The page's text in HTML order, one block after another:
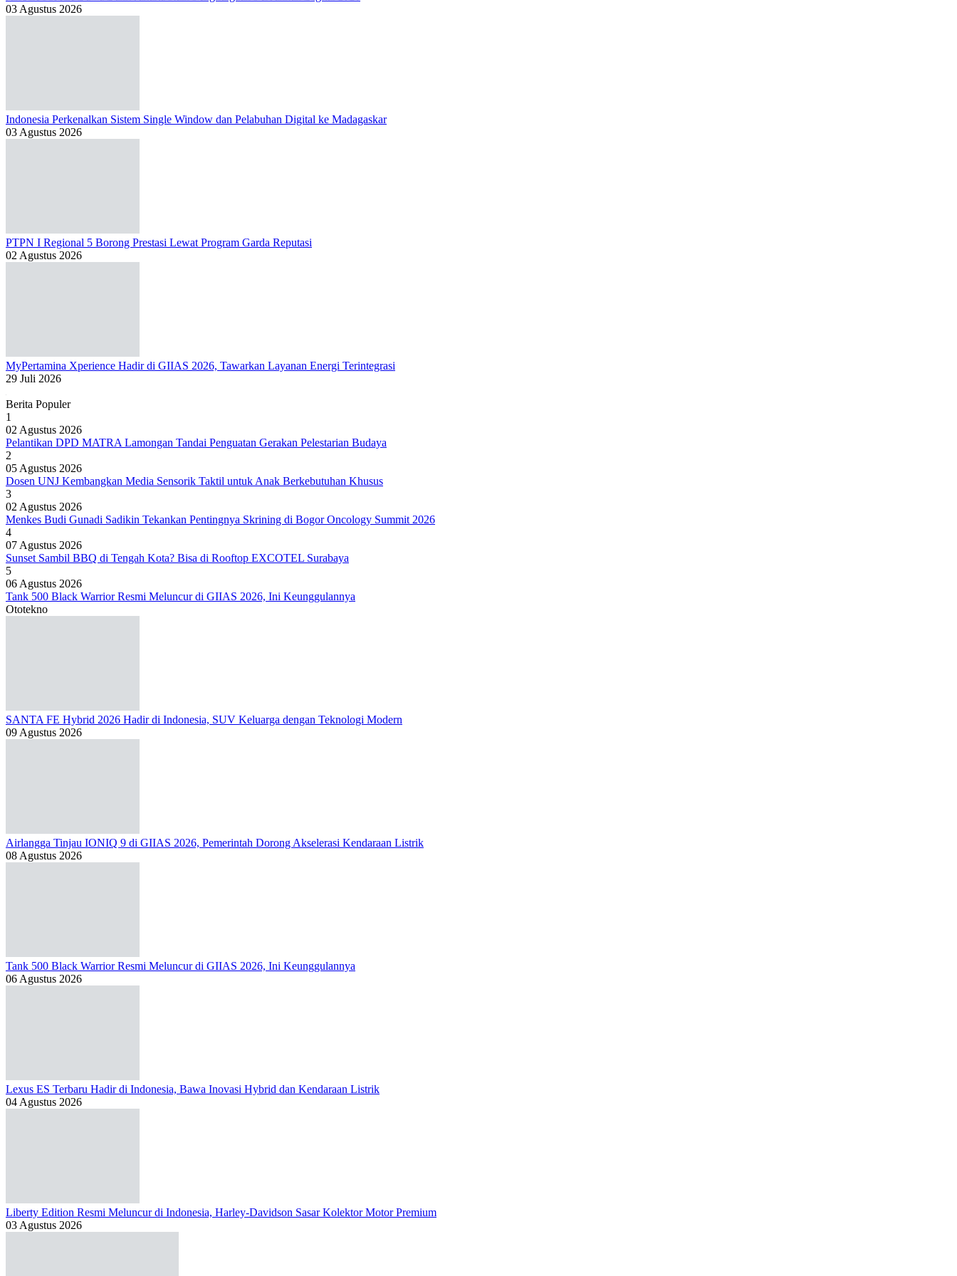
03 Agustus 2026
Indonesia Perkenalkan Sistem Single Window dan Pelabuhan Digital ke Madagaskar
03 Agustus 2026
PTPN I Regional 5 Borong Prestasi Lewat Program Garda Reputasi
02 Agustus 2026
MyPertamina Xperience Hadir di GIIAS 2026, Tawarkan Layanan Energi Terintegrasi
29 Juli 2026
Berita Populer
1
02 Agustus 2026
Pelantikan DPD MATRA Lamongan Tandai Penguatan Gerakan Pelestarian Budaya
2
05 Agustus 2026
Dosen UNJ Kembangkan Media Sensorik Taktil untuk Anak Berkebutuhan Khusus
3
02 Agustus 2026
Menkes Budi Gunadi Sadikin Tekankan Pentingnya Skrining di Bogor Oncology Summit 2026
4
07 Agustus 2026
Sunset Sambil BBQ di Tengah Kota? Bisa di Rooftop EXCOTEL Surabaya
5
06 Agustus 2026
Tank 500 Black Warrior Resmi Meluncur di GIIAS 2026, Ini Keunggulannya
Ototekno
SANTA FE Hybrid 2026 Hadir di Indonesia, SUV Keluarga dengan Teknologi Modern
09 Agustus 2026
Airlangga Tinjau IONIQ 9 di GIIAS 2026, Pemerintah Dorong Akselerasi Kendaraan Listrik
08 Agustus 2026
Tank 500 Black Warrior Resmi Meluncur di GIIAS 2026, Ini Keunggulannya
06 Agustus 2026
Lexus ES Terbaru Hadir di Indonesia, Bawa Inovasi Hybrid dan Kendaraan Listrik
04 Agustus 2026
Liberty Edition Resmi Meluncur di Indonesia, Harley-Davidson Sasar Kolektor Motor Premium
03 Agustus 2026